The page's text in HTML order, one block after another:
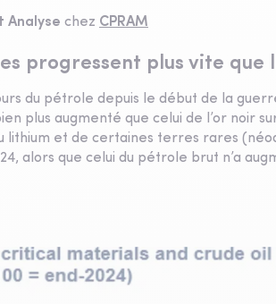
Analyse chez CPRAM
progressent plus vite que
du pétrole depuis le début de la
plus augmenté que celui de l’or noir
lithium et de certaines terres rares
alors que celui du pétrole brut n’a